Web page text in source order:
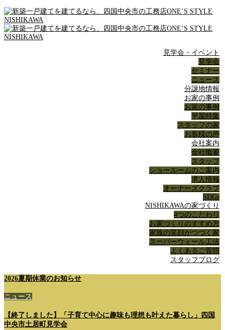
見学会・イベント
見学会
セミナー
ニュース
分譲地情報
お家の事例
お家の事例
平屋特集
スタッフの家
お客様の声
会社案内
会社概要
スタッフ
ショールームのご案内
求人情報
オーナーズクラブ
SDGs
NISHIKAWAの家づくり
4つのこだわり
お家づくりのすすめ方
家族の笑顔がつづく家
スーパーウォール工法
よくあるご質問
スタッフブログ
2026夏期休業のお知らせ
ニュース
【終了しました】「子育て中心に趣味も理想も叶えた暮らし」四国
中央市土居町見学会